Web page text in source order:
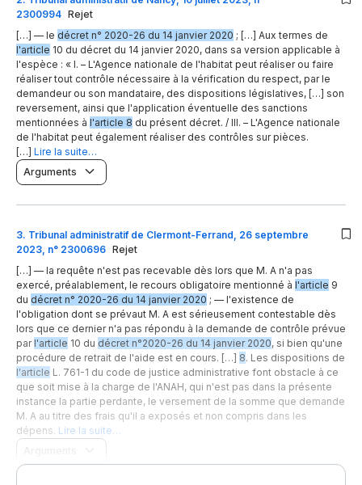
2300994 Rejet
[…] — le décret n° 2020-26 du 14 janvier 2020 ; […] Aux termes de
l'article 10 du décret du 14 janvier 2020, dans sa version applicable à
l'espèce : « I. – L'Agence nationale de l'habitat peut réaliser ou faire
réaliser tout contrôle nécessaire à la vérification du respect, par le
demandeur ou son mandataire, des dispositions législatives, […] son
reversement, ainsi que l'application éventuelle des sanctions
mentionnées à l'article 8 du présent décret. / III. – L'Agence nationale
de l'habitat peut également réaliser des contrôles sur pièces.
[…] Lire la suite…
Arguments
3. Tribunal administratif de Clermont-Ferrand, 26 septembre
2023, n° 2300696 Rejet
[…] — la requête n'est pas recevable dès lors que M. A n'a pas
exercé, préalablement, le recours obligatoire mentionné à l'article 9
du décret n° 2020-26 du 14 janvier 2020 ; — l'existence de
l'obligation dont se prévaut M. A est sérieusement contestable dès
lors que ce dernier n'a pas répondu à la demande de contrôle prévue
par l'article 10 du décret n°2020-26 du 14 janvier 2020, si bien qu'une
procédure de retrait de l'aide est en cours. […] 8. Les dispositions de
l'article L. 761-1 du code de justice administrative font obstacle à ce
que soit mise à la charge de l'ANAH, qui n'est pas dans la présente
instance la partie perdante, le versement de la somme que demande
M. A au titre des frais qu'il a exposés et non compris dans les
dépens. Lire la suite…